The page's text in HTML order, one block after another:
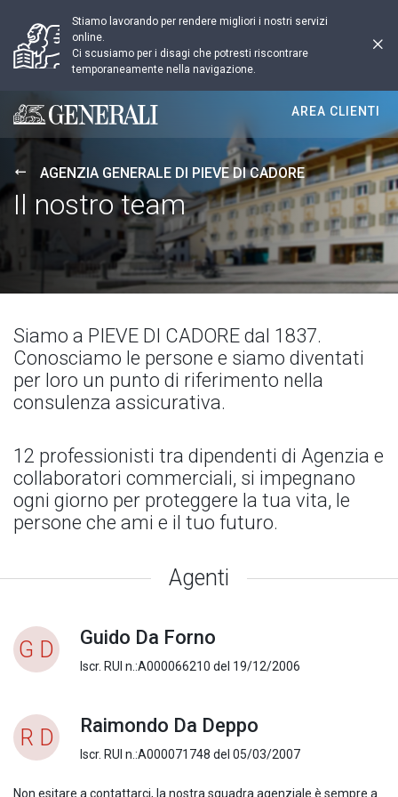
Stiamo lavorando per rendere migliori i nostri servizi
online.
Ci scusiamo per i disagi che potresti riscontrare
temporaneamente nella navigazione.
Generali logo
AREA CLIENTI
AGENZIA GENERALE DI PIEVE DI CADORE
Il nostro team
Siamo a PIEVE DI CADORE dal 1837.
Conosciamo le persone e siamo diventati
per loro un punto di riferimento nella
consulenza assicurativa.
12 professionisti tra dipendenti di Agenzia e
collaboratori commerciali, si impegnano
ogni giorno per proteggere la tua vita, le
persone che ami e il tuo futuro.
Agenti
G D Guido Da Forno
Iscr. RUI n.:A000066210 del 19/12/2006
R D Raimondo Da Deppo
Iscr. RUI n.:A000071748 del 05/03/2007
Non esitare a contattarci, la nostra squadra agenziale è sempre a